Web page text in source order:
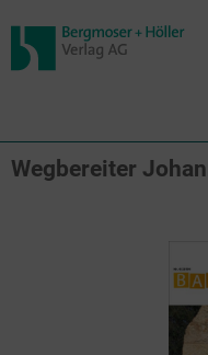
Wegbereiter